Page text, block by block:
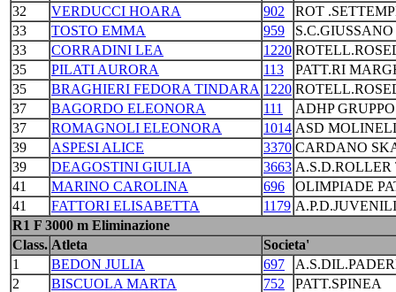
32
VERDUCCI HOARA 902
ROT
33
TOSTO EMMA 959
S.C.GIUSSANO
33
CORRADINI LEA 1220
35
PILATI AURORA 113
PATT.RI
35
BRAGHIERI FEDORA TINDARA 1220
37
BAGORDO ELEONORA 111
ADHP
37
ROMAGNOLI ELEONORA 1014 ASD
39
ASPESI ALICE 3370 CARDANO
39
DEAGOSTINI GIULIA 3663 A.S.D.ROLLER
41
MARINO CAROLINA 696
OLIMPIADE
41
FATTORI ELISABETTA 1179
R1 F 3000 m Eliminazione
Class. Atleta
Societa'
1
BEDON JULIA 697
2
BISCUOLA MARTA 752
PATT.SPINEA